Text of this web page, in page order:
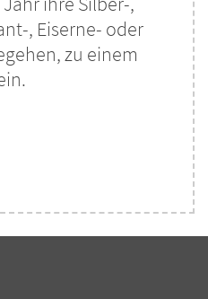
, Eiserne- oder
zu einem